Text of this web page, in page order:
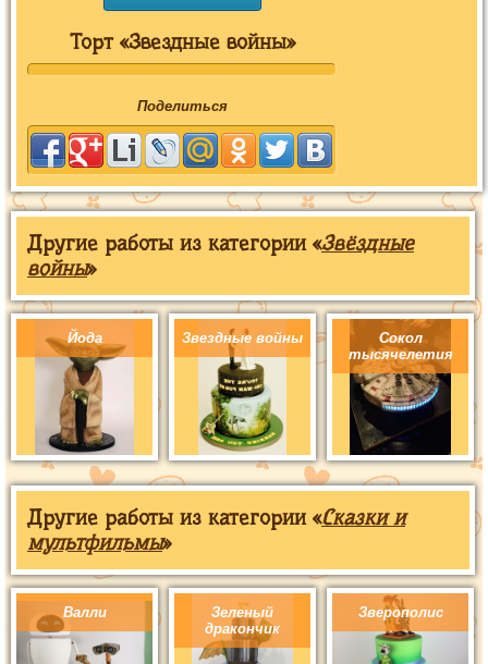
Торт «Звездные войны»
Поделиться
Другие работы из категории «Звёздные
войны»
Йода Звездные войны
Сокол
тысячелетия
Другие работы из категории «Сказки и
мультфильмы»
Валли
Зеленый
дракончик
Зверополис